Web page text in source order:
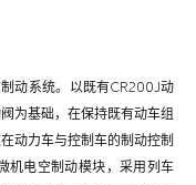
动系统。以既有CR200J动
为基础，在保持既有动车组
动力车与控制车的制动控制
机电空制动模块，采用列车